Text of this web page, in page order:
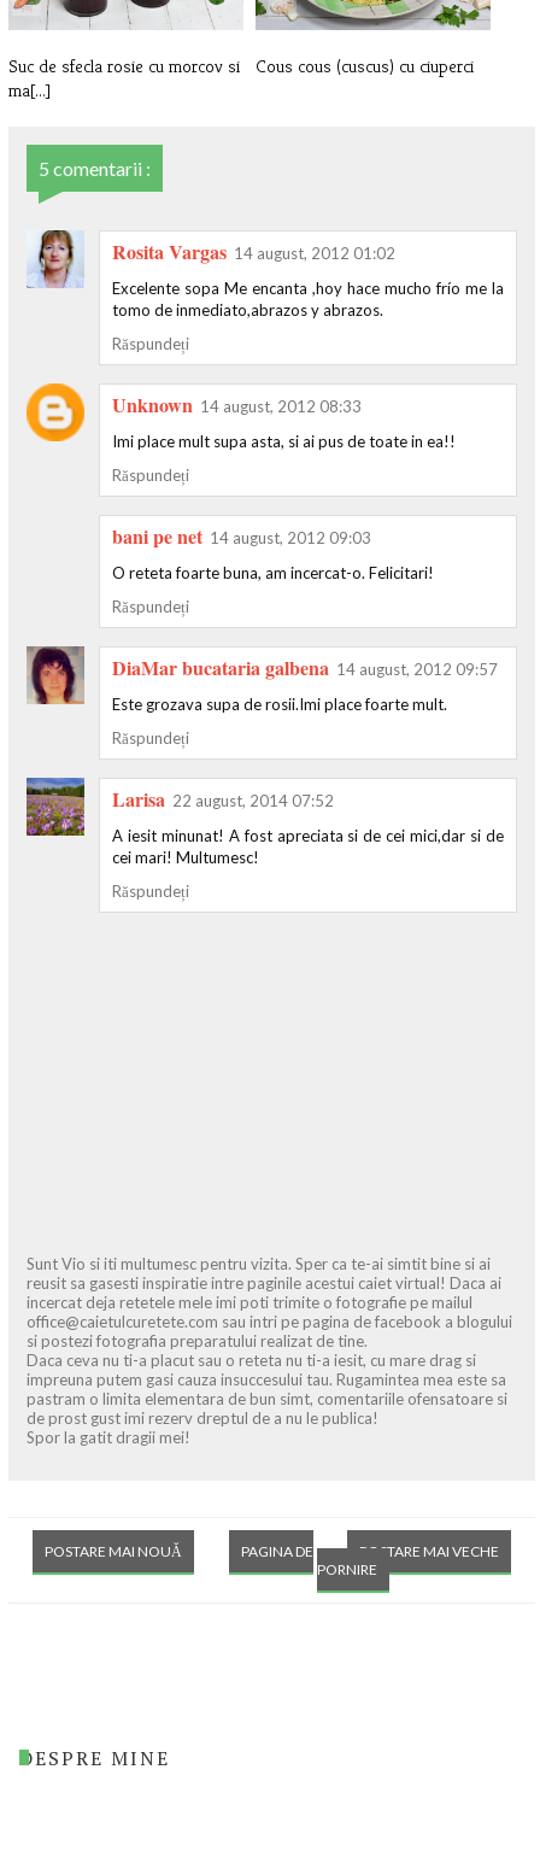
Suc de sfecla rosie cu morcov si
ma[...]
Cous cous (cuscus) cu ciuperci
5 comentarii :
Rosita Vargas 14 august, 2012 01:02
Excelente sopa Me encanta ,hoy hace mucho frío me la
tomo de inmediato,abrazos y abrazos.
Răspundeți
Unknown 14 august, 2012 08:33
Imi place mult supa asta, si ai pus de toate in ea!!
Răspundeți
bani pe net 14 august, 2012 09:03
O reteta foarte buna, am incercat-o. Felicitari!
Răspundeți
DiaMar bucataria galbena 14 august, 2012 09:57
Este grozava supa de rosii.Imi place foarte mult.
Răspundeți
Larisa 22 august, 2014 07:52
A iesit minunat! A fost apreciata si de cei mici,dar si de
cei mari! Multumesc!
Răspundeți
Sunt Vio si iti multumesc pentru vizita. Sper ca te-ai simtit bine si ai
reusit sa gasesti inspiratie intre paginile acestui caiet virtual! Daca ai
incercat deja retetele mele imi poti trimite o fotografie pe mailul
office@caietulcuretete.com sau intri pe pagina de facebook a blogului
si postezi fotografia preparatului realizat de tine.
Daca ceva nu ti-a placut sau o reteta nu ti-a iesit, cu mare drag si
impreuna putem gasi cauza insuccesului tau. Rugamintea mea este sa
pastram o limita elementara de bun simt, comentariile ofensatoare si
de prost gust imi rezerv dreptul de a nu le publica!
Spor la gatit dragii mei!
POSTARE MAI NOUĂ POSTARE MAI VECHE
PAGINA DE
PORNIRE
DESPRE MINE